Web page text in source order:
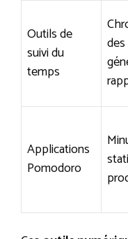
Outils de
suivi du
temps
Applications
Pomodoro